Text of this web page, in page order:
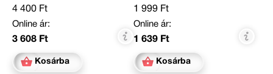
4 400 Ft
Online ár:
3 608 Ft
Kosárba
1 999 Ft
Online ár:
1 639 Ft
Kosárba